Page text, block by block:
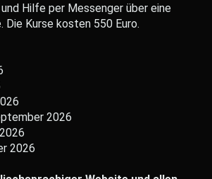
Hilfe per Messenger über eine
Die Kurse kosten 550 Euro.
2026
2026